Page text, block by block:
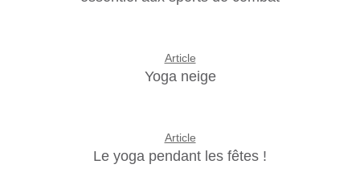
Article
Yoga neige
Article
Le yoga pendant les fêtes !